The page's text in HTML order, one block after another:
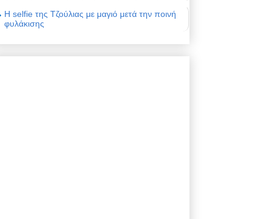
Η selfie της Τζούλιας με μαγιό μετά την ποινή
φυλάκισης